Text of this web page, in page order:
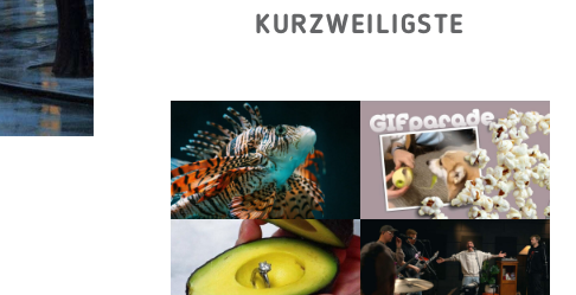
KURZWEILIGSTE